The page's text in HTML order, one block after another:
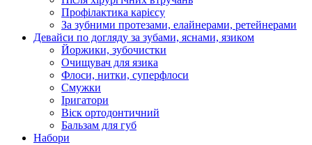
Профілактика карієсу
За зубними протезами, елайнерами, ретейнерами
Девайси по догляду за зубами, яснами, язиком
Йоржики, зубочистки
Очищувач для язика
Флоси, нитки, суперфлоси
Смужки
Іригатори
Віск ортодонтичний
Бальзам для губ
Набори